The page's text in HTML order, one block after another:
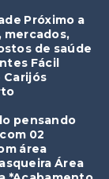
Próximo a
mercados,
de saúde
Fácil
Carijós
pensando
02
área
Área